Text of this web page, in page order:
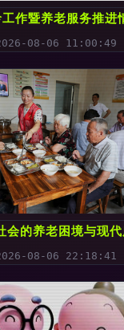
作暨养老服务推进
2026-08-06 11:00:49
会的养老困境与现
2026-08-06 22:18:41